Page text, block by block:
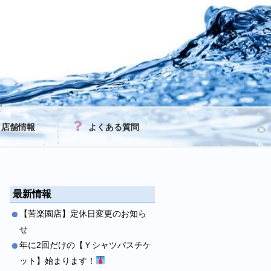
店舗情報 よくある質問
最新情報
【苦楽園店】定休日変更のお知ら
せ
年に2回だけの【Ｙシャツパスチケ
ット】始まります！